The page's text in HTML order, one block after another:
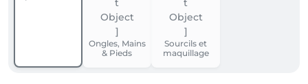
Ongles, Mains
& Pieds
Sourcils et
maquillage